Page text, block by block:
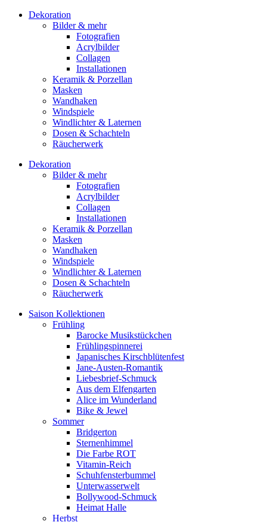
Dekoration
Bilder & mehr
Fotografien
Acrylbilder
Collagen
Installationen
Keramik & Porzellan
Masken
Wandhaken
Windspiele
Windlichter & Laternen
Dosen & Schachteln
Räucherwerk
Dekoration
Bilder & mehr
Fotografien
Acrylbilder
Collagen
Installationen
Keramik & Porzellan
Masken
Wandhaken
Windspiele
Windlichter & Laternen
Dosen & Schachteln
Räucherwerk
Saison Kollektionen
Frühling
Barocke Musikstückchen
Frühlingspinnerei
Japanisches Kirschblütenfest
Jane-Austen-Romantik
Liebesbrief-Schmuck
Aus dem Elfengarten
Alice im Wunderland
Bike & Jewel
Sommer
Bridgerton
Sternenhimmel
Die Farbe ROT
Vitamin-Reich
Schuhfensterbummel
Unterwasserwelt
Bollywood-Schmuck
Heimat Halle
Herbst